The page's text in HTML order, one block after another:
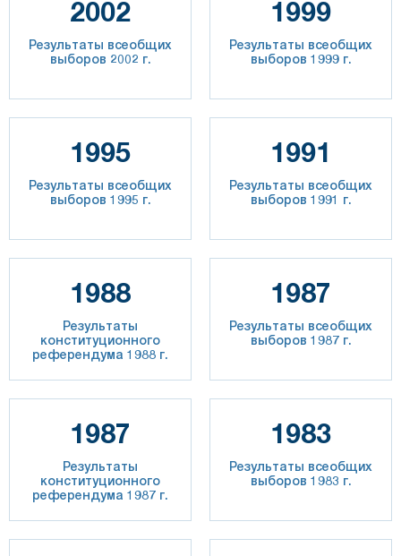
2002
Результаты всеобщих
выборов 2002 г.
1999
Результаты всеобщих
выборов 1999 г.
1995
Результаты всеобщих
выборов 1995 г.
1991
Результаты всеобщих
выборов 1991 г.
1988
Результаты
конституционного
референдума 1988 г.
1987
Результаты всеобщих
выборов 1987 г.
1987
Результаты
конституционного
референдума 1987 г.
1983
Результаты всеобщих
выборов 1983 г.